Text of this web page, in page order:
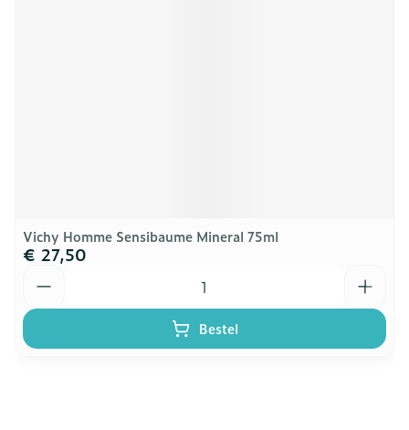
Vichy Homme Sensibaume Mineral 75ml
€ 27,50
Bestel